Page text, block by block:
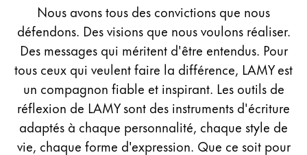
Aquarelle
Crayons de couleur
Accessoires
Black Magic Edition
Accessoires et pièces de rechange
Nous avons tous des convictions que nous
défendons. Des visions que nous voulons réaliser.
Des messages qui méritent d'être entendus. Pour
tous ceux qui veulent faire la différence, LAMY est
un compagnon fiable et inspirant. Les outils de
réflexion de LAMY sont des instruments d'écriture
adaptés à chaque personnalité, chaque style de
vie, chaque forme d'expression. Que ce soit pour